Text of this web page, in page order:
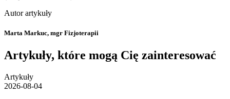
Autor artykuły
Marta Markuc, mgr Fizjoterapii
Artykuły, które mogą Cię zainteresować
Artykuły
2026-08-04